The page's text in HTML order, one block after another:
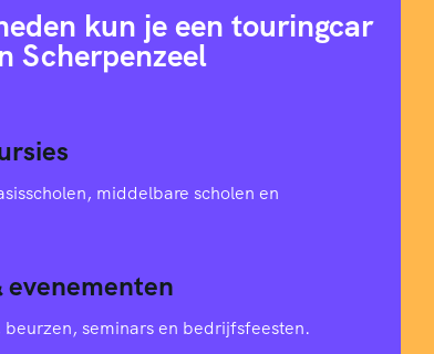
kun je een touringcar
Scherpenzeel
middelbare scholen en
seminars en bedrijfsfeesten.